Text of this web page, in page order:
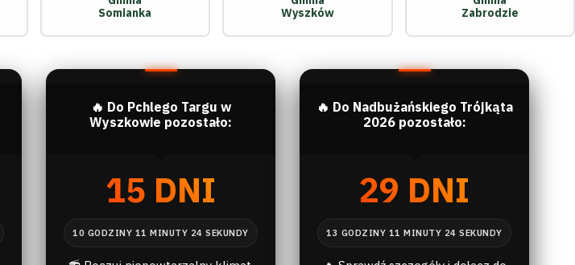
Somianka
Wyszków
Zabrodzie
🔥 Do Pchlego Targu w
Wyszkowie pozostało:
15 DNI
🔥 Do Nadbużańskiego Trójkąta
2026 pozostało:
29 DNI